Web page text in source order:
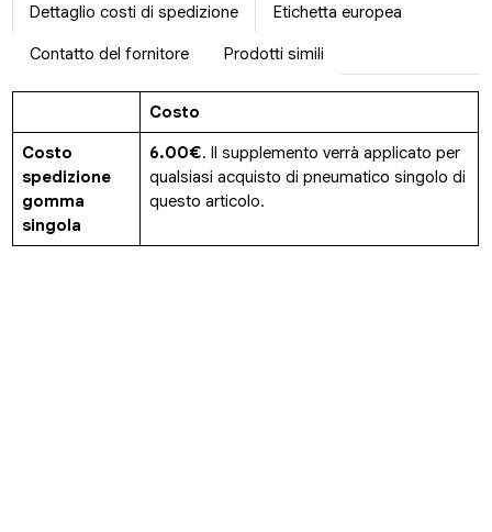
Dettaglio costi di spedizione Etichetta europea
Contatto del fornitore Prodotti simili
Costo
Costo
spedizione
gomma
singola
6.00€. Il supplemento verrà applicato per
qualsiasi acquisto di pneumatico singolo di
questo articolo.